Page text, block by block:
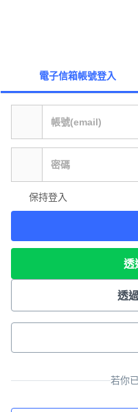
電子信箱帳號登入
保持登入
透
透
若你